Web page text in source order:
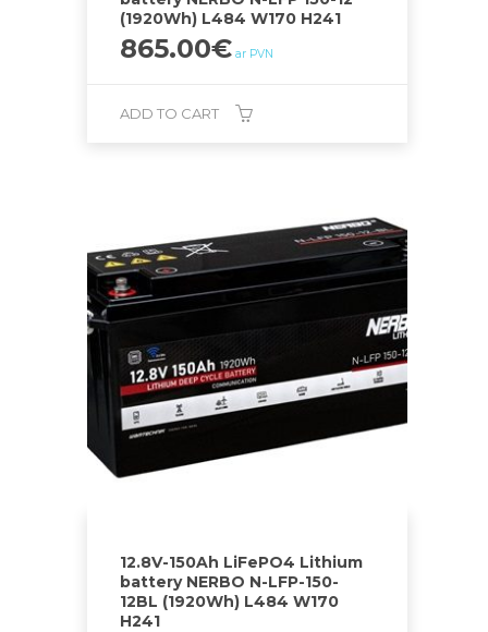
(1920Wh) L484 W170 H241
865.00€ ar PVN
ADD TO CART
12.8V-150Ah LiFePO4 Lithium
battery NERBO N-LFP-150-
12BL (1920Wh) L484 W170
H241